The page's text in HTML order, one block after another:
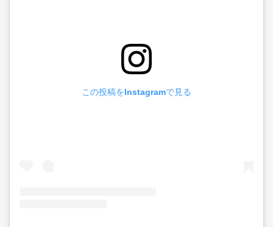
この投稿をInstagramで見る